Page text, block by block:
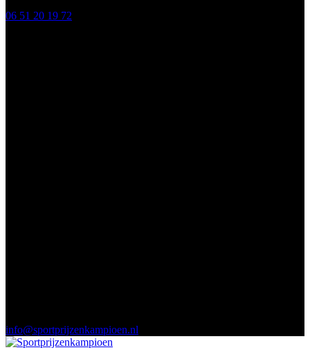
06 51 20 19 72
info@sportprijzenkampioen.nl